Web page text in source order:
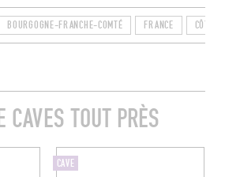
BOURGOGNE-FRANCHE-COMTÉ FRANCE CÔTE-
CAVES TOUT PRÈS
CAVE